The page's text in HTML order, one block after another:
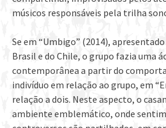
músicos responsáveis pela trilha
Se em “Umbigo” (2014),
Brasil e do Chile, o grupo fazia uma
contemporânea a partir do
indivíduo em relação ao grupo, em
relação a dois. Neste aspecto, o
ambiente emblemático, onde